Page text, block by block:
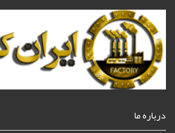
درباره ما